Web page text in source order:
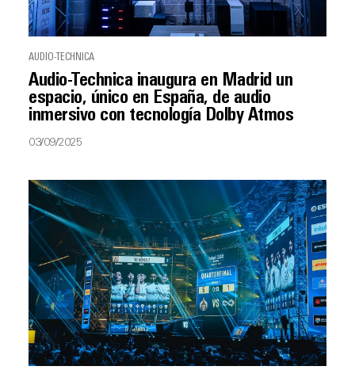
AUDIO-TECHNICA
Audio-Technica inaugura en Madrid un
espacio, único en España, de audio
inmersivo con tecnología Dolby Atmos
03/09/2025